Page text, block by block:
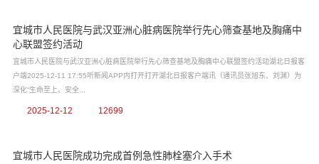
宜城市人民医院与武汉亚洲心脏病医院举行先心筛查基地及胸痛中
心联盟签约活动
宜城市人民医院与武汉亚洲心脏病医院举行先心筛查基地及胸痛中心联盟签约活动湖北日报客
户端2025-12-11 17:55听新闻APP内打开打开湖北日报客户端讯（通讯员张旭东、刘渊）为
深化“生命至上、安全...
2025-12-12 12699
宜城市人民医院成功完成首例急性肺栓塞介入手术